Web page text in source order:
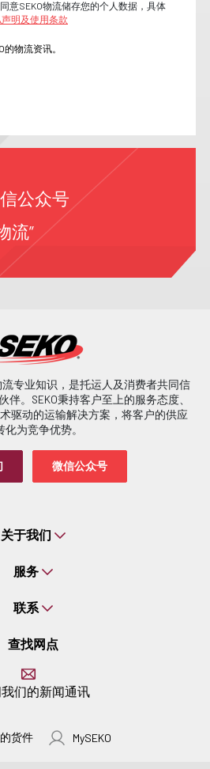
意SEKO物流储存您的个人数据，具体
明及使用条款
物流资讯。
公众号
流”
流专业知识，是托运人及消费者共同信
。SEKO秉持客户至上的服务态度、
驱动的运输解决方案，将客户的供应
化为竞争优势。
微信公众号
关于我们
服务
联系
查找网点
们的新闻通讯
货件 MySEKO